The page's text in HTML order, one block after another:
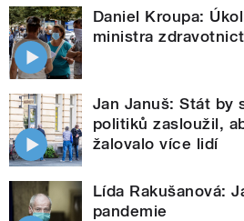
Daniel Kroupa:
ministra
Jan Januš: Stát by
politiků zasloužil,
žalovalo více lidí
Lída Rakušanová:
pandemie